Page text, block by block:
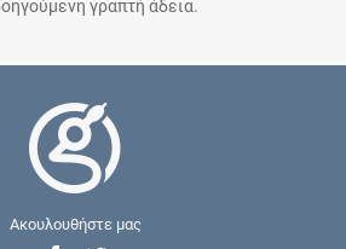
γραπτή άδεια.
Ακουλουθήστε μας